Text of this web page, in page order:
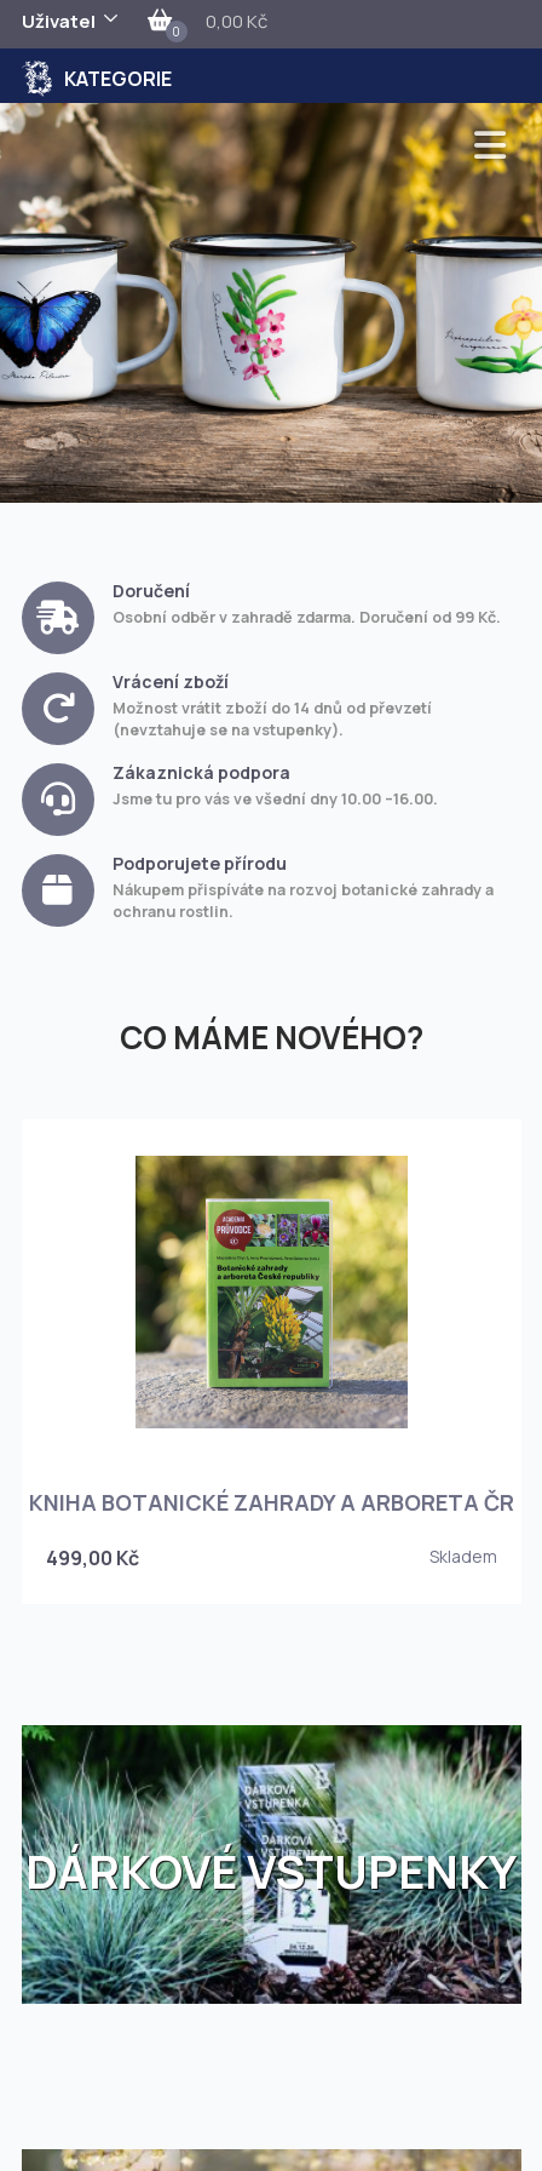
Uživatel 0 0,00 Kč
KATEGORIE
Doručení
Osobní odběr v zahradě zdarma. Doručení od 99 Kč.
Vrácení zboží
Možnost vrátit zboží do 14 dnů od převzetí
(nevztahuje se na vstupenky).
Zákaznická podpora
Jsme tu pro vás ve všední dny 10.00 –16.00.
Podporujete přírodu
Nákupem přispíváte na rozvoj botanické zahrady a
ochranu rostlin.
CO MÁME NOVÉHO?
KNIHA BOTANICKÉ ZAHRADY A ARBORETA ČR
499,00 Kč Skladem
DÁRKOVÉ VSTUPENKY